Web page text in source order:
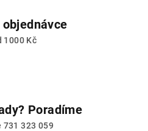
1000 Kč
Poradíme
731 323 059